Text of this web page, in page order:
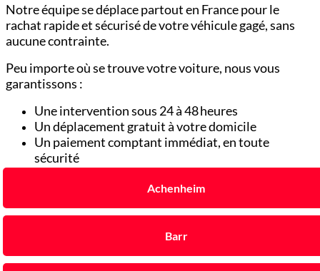
Notre équipe se déplace partout en France pour le
rachat rapide et sécurisé de votre véhicule gagé, sans
aucune contrainte.
Peu importe où se trouve votre voiture, nous vous
garantissons :
Une intervention sous 24 à 48 heures
Un déplacement gratuit à votre domicile
Un paiement comptant immédiat, en toute
sécurité
Achenheim
Barr